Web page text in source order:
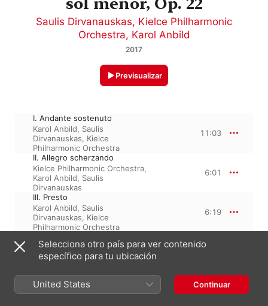
Saulis Dirvanauskas, Kielce Philharmonic
Orchestra, Karol Anbild
2017
Previsualizar
I. Andante sostenuto
Karol Anbild, Saulis
Dirvanauskas, Kielce
Philharmonic Orchestra
11:03
II. Allegro scherzando
Kielce Philharmonic Orchestra,
Karol Anbild, Saulis
Dirvanauskas
6:01
III. Presto
Karol Anbild, Saulis
Dirvanauskas, Kielce
Philharmonic Orchestra
6:19
2 de junio de 2017
3 pistas, 23 minutos
℗ 2017 Halidon/Musical Dorica/Battel/Balzaretti/Lanzetta
Selecciona otro país para ver contenido
específico para tu ubicación
United States Continuar